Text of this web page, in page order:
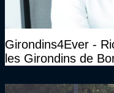
Girondins4Ever -
les Girondins de